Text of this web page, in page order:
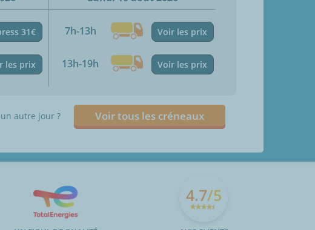
31€
les prix
7h-13h Voir les prix
13h-19h Voir les prix
autre jour ? Voir tous les créneaux
4.7/5